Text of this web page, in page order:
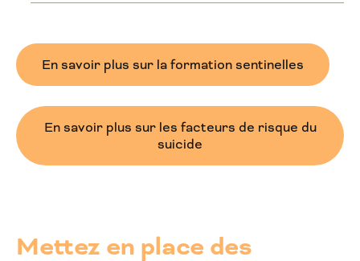
En savoir plus sur la formation sentinelles
En savoir plus sur les facteurs de risque du
suicide
Mettez en place des